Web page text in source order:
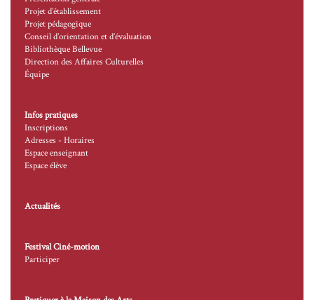
Projet d’établissement
Projet pédagogique
Conseil d’orientation et d’évaluation
Bibliothèque Bellevue
Direction des Affaires Culturelles
Équipe
Infos pratiques
Inscriptions
Adresses - Horaires
Espace enseignant
Espace élève
Actualités
Festival Ciné-motion
Participer